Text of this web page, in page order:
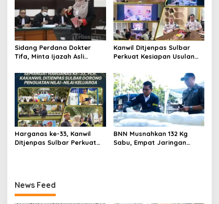
Sidang Perdana Dokter
Tifa, Minta Ijazah Asli
Pengadilan
Kanwil Ditjenpas Sulbar
Perkuat Kesiapan Usulan
Harganas ke-33, Kanwil
Ditjenpas Sulbar Perkuat
BNN Musnahkan 132 Kg
Sabu, Empat Jaringan
News Feed